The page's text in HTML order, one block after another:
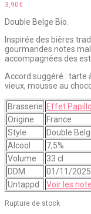
3,90€
Double Belge Bio.
Inspirée des bières
gourmandes notes
accompagnées des
Accord suggéré : tarte
vieux, mousse au
Brasserie Effet
Origine
France
Style
Double
Alcool
7,5%
Volume
33 cl
DDM
01/11/2025
Untappd
Voir les
Rupture de stock